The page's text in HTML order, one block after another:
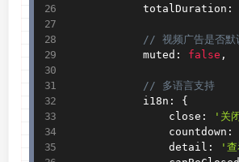
            totalDuration
:
// 视频广告是否默
            muted
: false ,
// 多语言支持
            i18n
:
{
                close
: '关
                countdown
:
                detail
: '查